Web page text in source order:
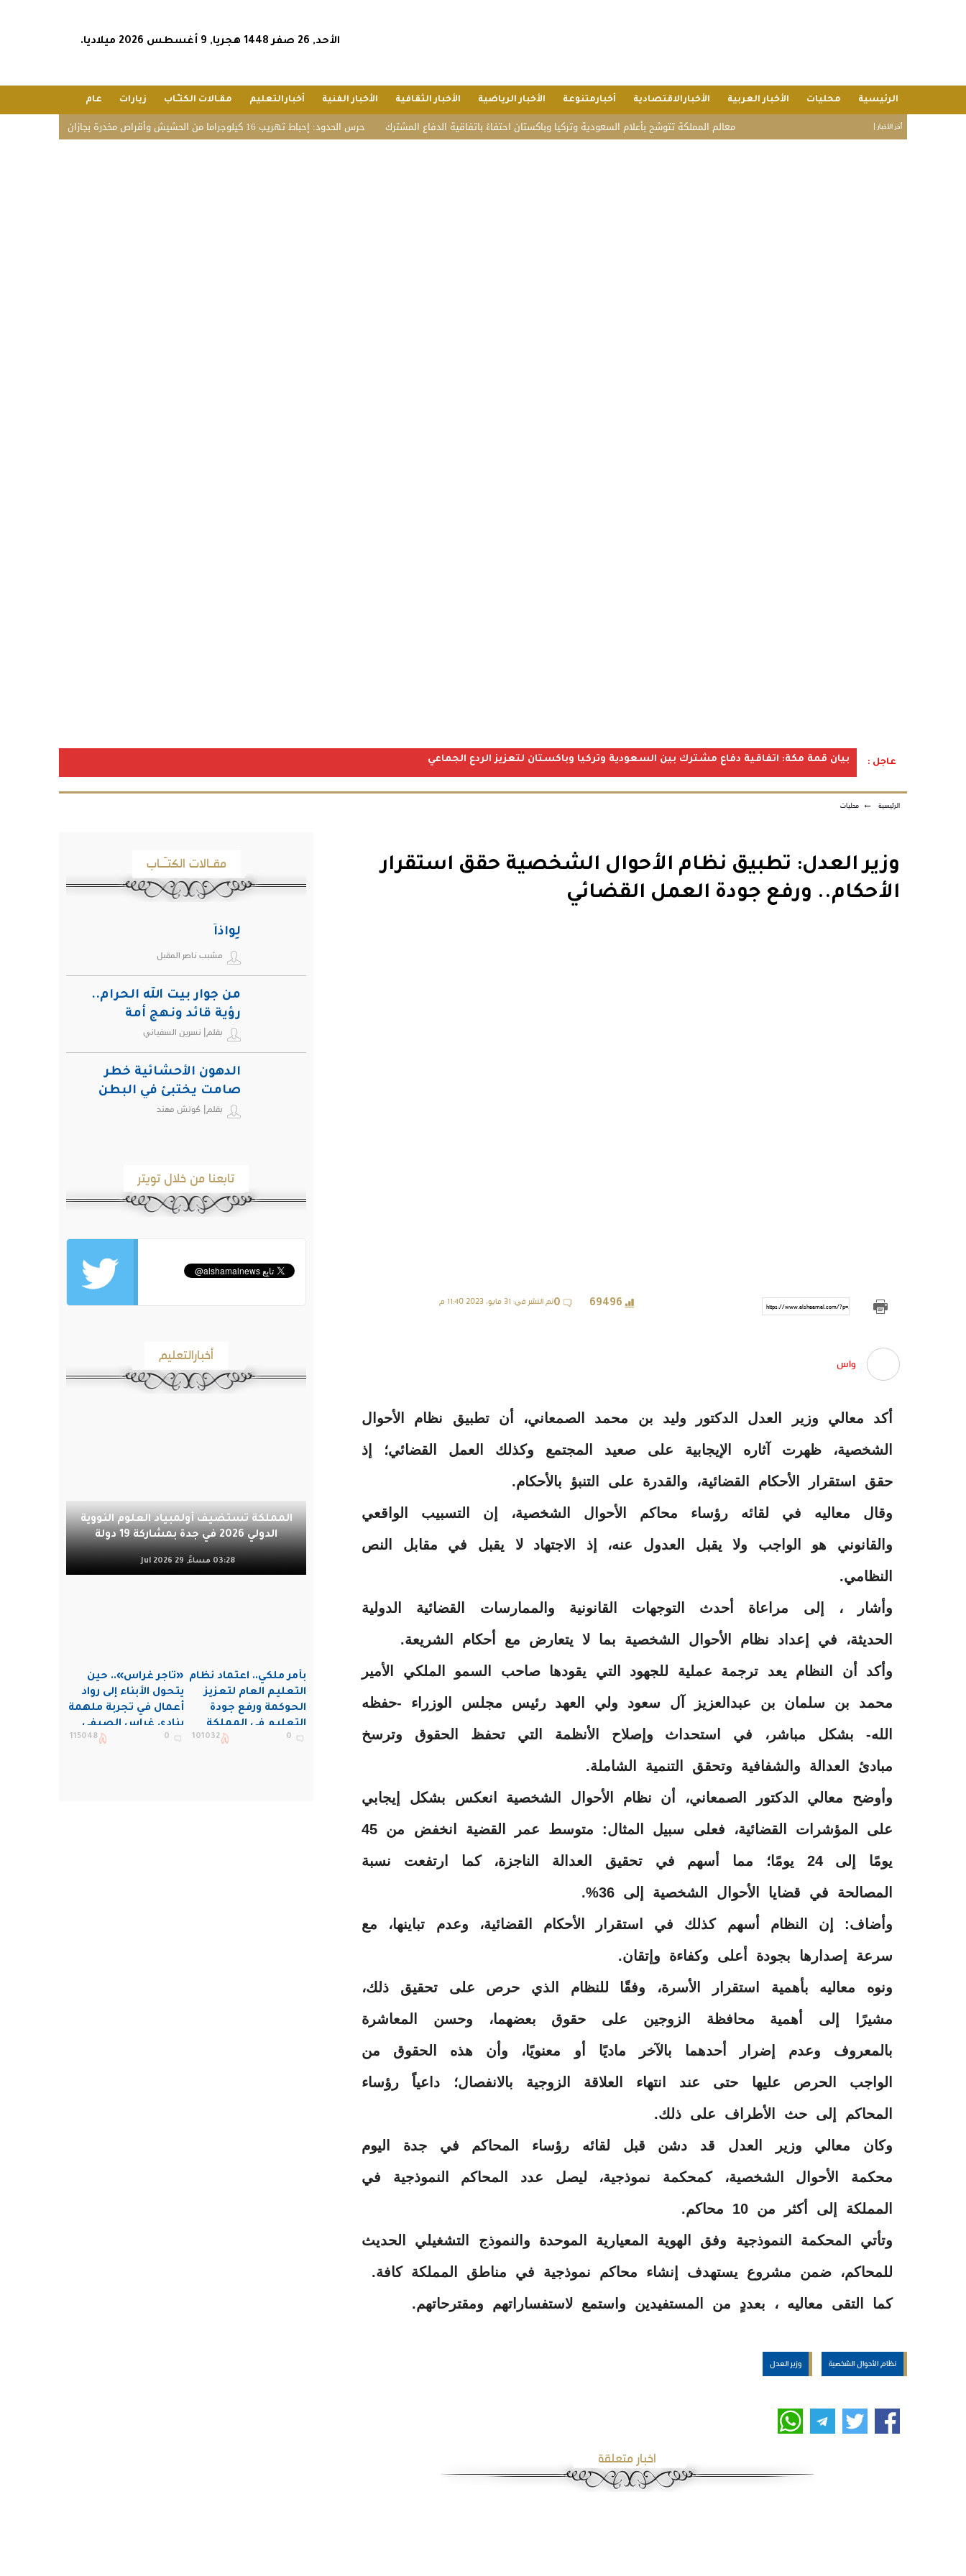
الأحد, 26 صفر 1448 هجريا, 9 أغسطس 2026 ميلاديا.
الرئيسية محليات الأخبار العربية الأخبارالاقتصادية أخبارمتنوعة الأخبار الرياضية الأخبار الثقافية الأخبار الفنية أخبارالتعليم مقـالات الكتـّـاب زيارات عام
أخر الأخبار | فريق قوة عطاء التطوعي حرس الحدود: إحباط تهريب 16 كيلوجراما من الحشيش وأقراص مخدرة بجازان معالم المملكة تتوشح بأعلام السعودية وتركيا وباكستان احتفاءً باتفاقية الدفاع المشترك
عاجل : بيان قمة مكة: اتفاقية دفاع مشترك بين السعودية وتركيا وباكستان لتعزيز الردع الجماعي
الرئيسية ← محليات
وزير العدل: تطبيق نظام الأحوال الشخصية حقق استقرار
الأحكام.. ورفع جودة العمل القضائي
https://www.alshaamal.com/?p=219318
تم النشر في: 31 مايو، 2023 11:40 م 69496
0
واس
أكد معالي وزير العدل الدكتور وليد بن محمد الصمعاني، أن تطبيق نظام الأحوال
الشخصية، ظهرت آثاره الإيجابية على صعيد المجتمع وكذلك العمل القضائي؛ إذ
حقق استقرار الأحكام القضائية، والقدرة على التنبؤ بالأحكام.
وقال معاليه في لقائه رؤساء محاكم الأحوال الشخصية، إن التسبيب الواقعي
والقانوني هو الواجب ولا يقبل العدول عنه، إذ الاجتهاد لا يقبل في مقابل النص
النظامي.
وأشار ، إلى مراعاة أحدث التوجهات القانونية والممارسات القضائية الدولية
الحديثة، في إعداد نظام الأحوال الشخصية بما لا يتعارض مع أحكام الشريعة.
وأكد أن النظام يعد ترجمة عملية للجهود التي يقودها صاحب السمو الملكي الأمير
محمد بن سلمان بن عبدالعزيز آل سعود ولي العهد رئيس مجلس الوزراء -حفظه
الله- بشكل مباشر، في استحداث وإصلاح الأنظمة التي تحفظ الحقوق وترسخ
مبادئ العدالة والشفافية وتحقق التنمية الشاملة.
وأوضح معالي الدكتور الصمعاني، أن نظام الأحوال الشخصية انعكس بشكل إيجابي
على المؤشرات القضائية، فعلى سبيل المثال: متوسط عمر القضية انخفض من 45
يومًا إلى 24 يومًا؛ مما أسهم في تحقيق العدالة الناجزة، كما ارتفعت نسبة
المصالحة في قضايا الأحوال الشخصية إلى 36%.
وأضاف: إن النظام أسهم كذلك في استقرار الأحكام القضائية، وعدم تباينها، مع
سرعة إصدارها بجودة أعلى وكفاءة وإتقان.
ونوه معاليه بأهمية استقرار الأسرة، وفقًا للنظام الذي حرص على تحقيق ذلك،
مشيرًا إلى أهمية محافظة الزوجين على حقوق بعضهما، وحسن المعاشرة
بالمعروف وعدم إضرار أحدهما بالآخر ماديًا أو معنويًا، وأن هذه الحقوق من
الواجب الحرص عليها حتى عند انتهاء العلاقة الزوجية بالانفصال؛ داعياً رؤساء
المحاكم إلى حث الأطراف على ذلك.
وكان معالي وزير العدل قد دشن قبل لقائه رؤساء المحاكم في جدة اليوم
محكمة الأحوال الشخصية، كمحكمة نموذجية، ليصل عدد المحاكم النموذجية في
المملكة إلى أكثر من 10 محاكم.
وتأتي المحكمة النموذجية وفق الهوية المعيارية الموحدة والنموذج التشغيلي الحديث
للمحاكم، ضمن مشروع يستهدف إنشاء محاكم نموذجية في مناطق المملكة كافة.
كما التقى معاليه ، بعددٍ من المستفيدين واستمع لاستفساراتهم ومقترحاتهم.
نظام الأحوال الشخصية وزير العدل
اخبار متعلقة
مقـالات الكتـّـاب
لِواذاً
مشبب ناصر المقبل
من جوار بيت الله الحرام..
رؤية قائد ونهج أمة
بقلم| نسرين السفياني
الدهون الأحشائية خطر
صامت يختبئ في البطن
ويهدد صحة الإنسان
بقلم| كوتش مهند
تابعنا من خلال تويتر
أخبارالتعليم
المملكة تستضيف أولمبياد العلوم النووية
الدولي 2026 في جدة بمشاركة 19 دولة
03:28 مساءً, 29 Jul 2026
بأمر ملكي.. اعتماد نظام
التعليم العام لتعزيز
الحوكمة ورفع جودة
التعليم في المملكة
0
101032
«تاجر غراس».. حين
يتحول الأبناء إلى رواد
أعمال في تجربة ملهمة
بنادي غراس الصيفي
بالجبيل
0
115048